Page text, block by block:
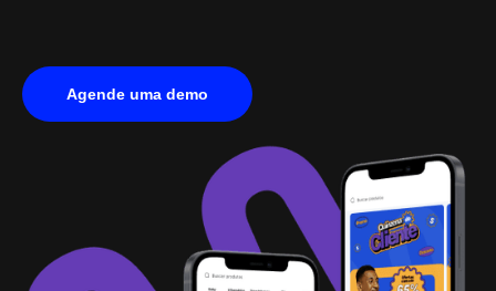
Agende uma demo